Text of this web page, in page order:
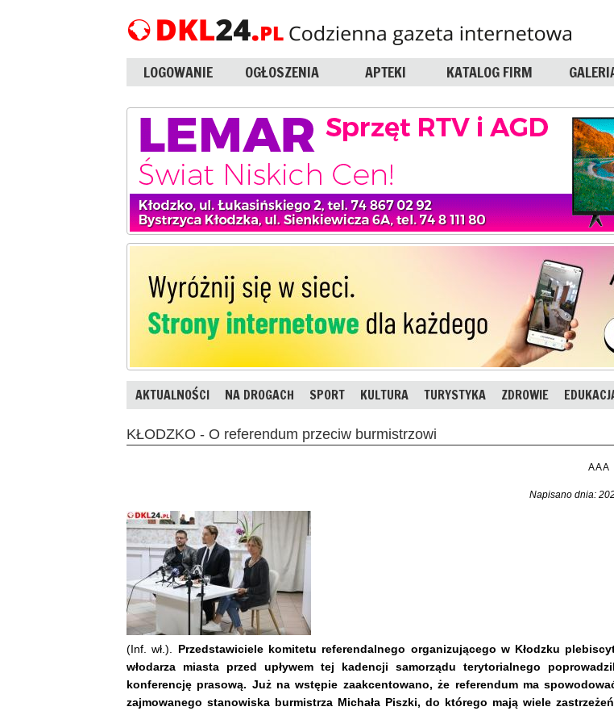
LOGOWANIE OGŁOSZENIA APTEKI KATALOG FIRM
AKTUALNOŚCI NA DROGACH SPORT KULTURA TURYSTYKA ZDROWIE
KŁODZKO - O referendum przeciw burmistrzowi
AAA
Napisano dnia:
(Inf. wł.). Przedstawiciele komitetu referendalnego organizującego w Kłodzku
włodarza miasta przed upływem tej kadencji samorządu terytorialnego
konferencję prasową. Już na wstępie zaakcentowano, że referendum ma
zajmowanego stanowiska burmistrza Michała Piszki, do którego mają wiele